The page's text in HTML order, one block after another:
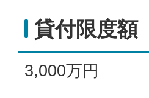
貸付限度額
3,000万円